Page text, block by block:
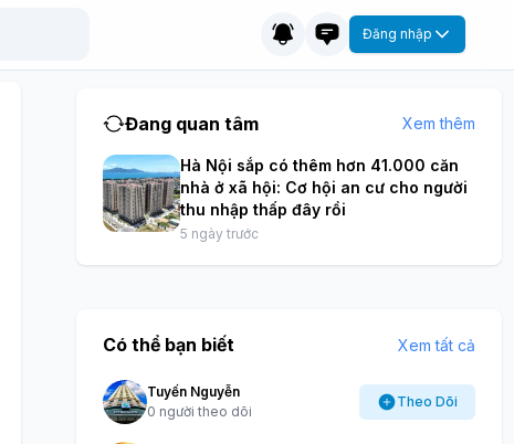
Đăng nhập
Đang quan tâm Xem thêm
Hà Nội sắp có thêm hơn 41.000 căn
nhà ở xã hội: Cơ hội an cư cho người
thu nhập thấp đây rồi
5 ngày trước
Có thể bạn biết Xem tất cả
Tuyến Nguyễn
0 người theo dõi
Theo Dõi